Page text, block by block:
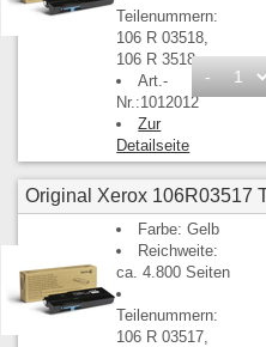
Teilenummern:
106 R 03518,
106 R 3518
Art.-
Nr.:1012012
Zur
Detailseite
-
Original Xerox 106R03517
Farbe: Gelb
Reichweite:
ca. 4.800 Seiten
Teilenummern:
106 R 03517,